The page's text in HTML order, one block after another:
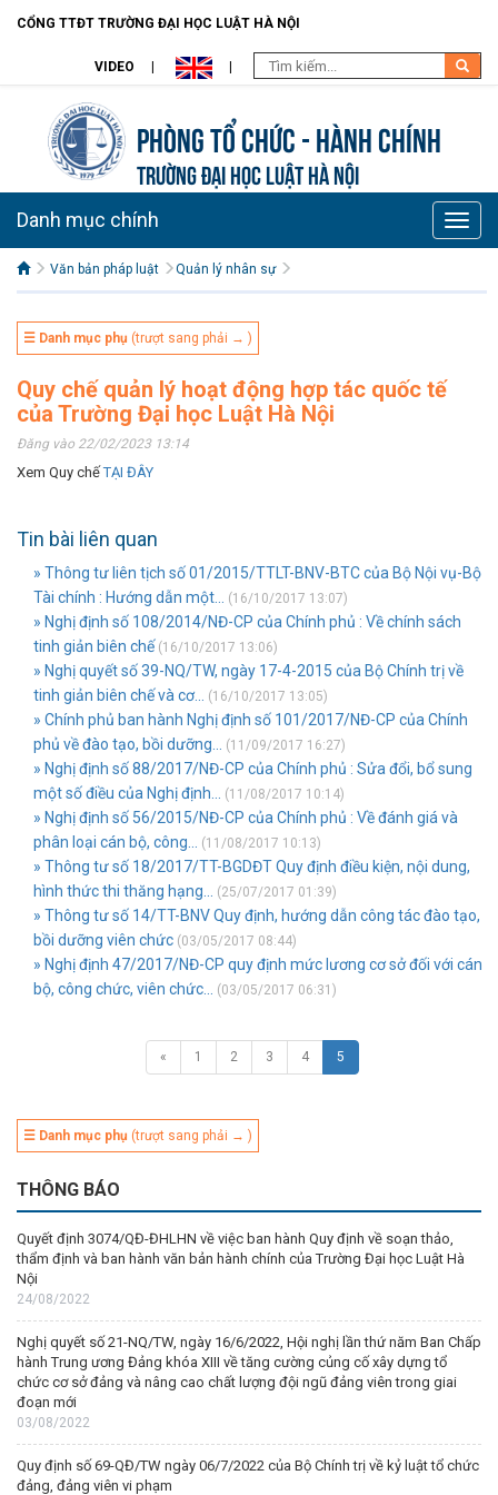
CỔNG TTĐT TRƯỜNG ĐẠI HỌC LUẬT HÀ NỘI
VIDEO
Phòng Tổ chức - Hành chính
TRƯỜNG ĐẠI HỌC LUẬT HÀ NỘI
Toggle
Danh mục chính
Văn bản pháp luật Quản lý nhân sự
☰ Danh mục phụ (trượt sang phải → )
Quy chế quản lý hoạt động hợp tác quốc tế
của Trường Đại học Luật Hà Nội
Đăng vào 22/02/2023 13:14
Xem Quy chếTẠI ĐÂY
Tin bài liên quan
» Thông tư liên tịch số 01/2015/TTLT-BNV-BTC của Bộ Nội vụ-Bộ
Tài chính : Hướng dẫn một...
(16/10/2017 13:07)
» Nghị định số 108/2014/NĐ-CP của Chính phủ : Về chính sách
tinh giản biên chế (16/10/2017 13:06)
» Nghị quyết số 39-NQ/TW, ngày 17-4-2015 của Bộ Chính trị về
tinh giản biên chế và cơ...
(16/10/2017 13:05)
» Chính phủ ban hành Nghị định số 101/2017/NĐ-CP của Chính
phủ về đào tạo, bồi dưỡng...
(11/09/2017 16:27)
» Nghị định số 88/2017/NĐ-CP của Chính phủ : Sửa đổi, bổ sung
một số điều của Nghị định...
(11/08/2017 10:14)
» Nghị định số 56/2015/NĐ-CP của Chính phủ : Về đánh giá và
phân loại cán bộ, công...
(11/08/2017 10:13)
» Thông tư số 18/2017/TT-BGDĐT Quy định điều kiện, nội dung,
hình thức thi thăng hạng...
(25/07/2017 01:39)
» Thông tư số 14/TT-BNV Quy định, hướng dẫn công tác đào tạo,
bồi dưỡng viên chức (03/05/2017 08:44)
» Nghị định 47/2017/NĐ-CP quy định mức lương cơ sở đối với cán
bộ, công chức, viên chức...
(03/05/2017 06:31)
« 1 2 3 4 5
☰ Danh mục phụ (trượt sang phải → )
THÔNG BÁO
Quyết định 3074/QĐ-ĐHLHN về việc ban hành Quy định về soạn thảo,
thẩm định và ban hành văn bản hành chính của Trường Đại học Luật Hà
Nội
24/08/2022
Nghị quyết số 21-NQ/TW, ngày 16/6/2022, Hội nghị lần thứ năm Ban Chấp
hành Trung ương Đảng khóa XIII về tăng cường củng cố xây dựng tổ
chức cơ sở đảng và nâng cao chất lượng đội ngũ đảng viên trong giai
đoạn mới
03/08/2022
Quy định số 69-QĐ/TW ngày 06/7/2022 của Bộ Chính trị về kỷ luật tổ chức
đảng, đảng viên vi phạm